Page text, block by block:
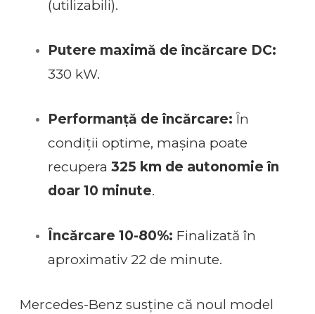
(utilizabili).
Putere maximă de încărcare DC:
330 kW.
Performanță de încărcare: În
condiții optime, mașina poate
recupera 325 km de autonomie în
doar 10 minute.
Încărcare 10-80%: Finalizată în
aproximativ 22 de minute.
Mercedes-Benz susține că noul model